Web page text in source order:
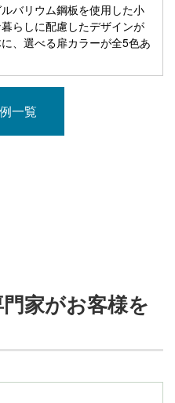
バリウム鋼板を使用した小
らしに配慮したデザインが
、選べる扉カラーが全5色あ
一覧
家がお客様を